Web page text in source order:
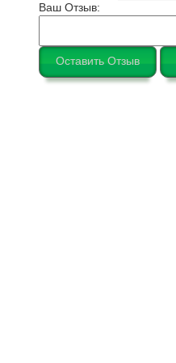
Ваш Отзыв:
Оставить Отзыв